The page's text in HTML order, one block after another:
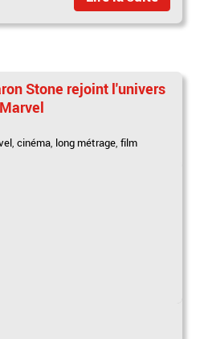
Stone rejoint l'univers
,cinéma, long métrage,film